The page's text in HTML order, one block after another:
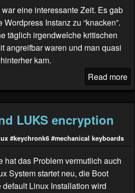
eine interessante Zeit. Es gab
Instanz zu “knacken”.
täglich irgendwelche kritischen
angreifbar waren und man quasi
kam.
Read more
LUKS encryption
#keychronk6 #mechanical keyboards
hat das Problem vermutlich auch
System startet neu, die Boot
Linux Installation wird